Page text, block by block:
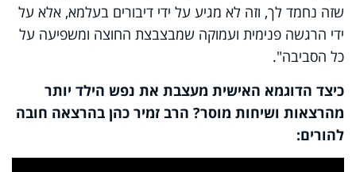
שזה נחמד לך, וזה לא מגיע על ידי דיבורים בעלמא, אלא על
ידי הרגשה פנימית ועמוקה שמבצבצת החוצה ומשפיעה על
כל הסביבה".
כיצד הדוגמא האישית מעצבת את נפש הילד יותר
מהרצאות ושיחות מוסר? הרב זמיר כהן בהרצאה חובה
להורים:
This